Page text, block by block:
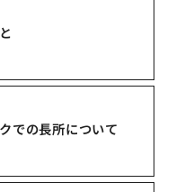
での長所について